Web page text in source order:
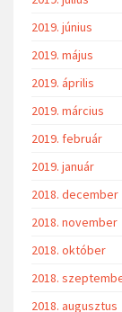
2020. február
2020. január
2019. december
2019. november
2019. október
2019. szeptember
2019. augusztus
2019. július
2019. június
2019. május
2019. április